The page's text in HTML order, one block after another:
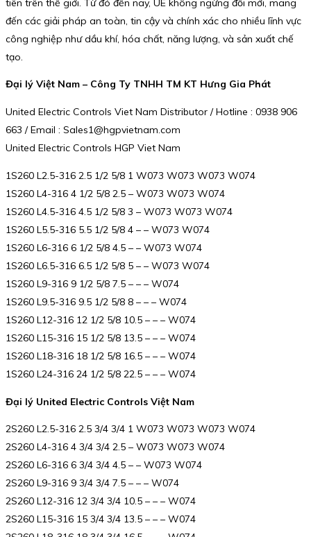
tiên trên thế giới. Từ đó đến nay, UE không ngừng đổi mới, mang
đến các giải pháp an toàn, tin cậy và chính xác cho nhiều lĩnh vực
công nghiệp như dầu khí, hóa chất, năng lượng, và sản xuất chế
tạo.
Đại lý Việt Nam – Công Ty TNHH TM KT Hưng Gia Phát
United Electric Controls Viet Nam Distributor / Hotline : 0938 906
663 / Email : Sales1@hgpvietnam.com
United Electric Controls HGP Viet Nam
1S260 L2.5-316 2.5 1/2 5/8 1 W073 W073 W073 W074
1S260 L4-316 4 1/2 5/8 2.5 – W073 W073 W074
1S260 L4.5-316 4.5 1/2 5/8 3 – W073 W073 W074
1S260 L5.5-316 5.5 1/2 5/8 4 – – W073 W074
1S260 L6-316 6 1/2 5/8 4.5 – – W073 W074
1S260 L6.5-316 6.5 1/2 5/8 5 – – W073 W074
1S260 L9-316 9 1/2 5/8 7.5 – – – W074
1S260 L9.5-316 9.5 1/2 5/8 8 – – – W074
1S260 L12-316 12 1/2 5/8 10.5 – – – W074
1S260 L15-316 15 1/2 5/8 13.5 – – – W074
1S260 L18-316 18 1/2 5/8 16.5 – – – W074
1S260 L24-316 24 1/2 5/8 22.5 – – – W074
Đại lý United Electric Controls Việt Nam
2S260 L2.5-316 2.5 3/4 3/4 1 W073 W073 W073 W074
2S260 L4-316 4 3/4 3/4 2.5 – W073 W073 W074
2S260 L6-316 6 3/4 3/4 4.5 – – W073 W074
2S260 L9-316 9 3/4 3/4 7.5 – – – W074
2S260 L12-316 12 3/4 3/4 10.5 – – – W074
2S260 L15-316 15 3/4 3/4 13.5 – – – W074